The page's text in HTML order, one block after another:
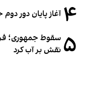
۴ آغاز پایان دور
۵ سقوط جمهوری؛
نقش بر آب کرد